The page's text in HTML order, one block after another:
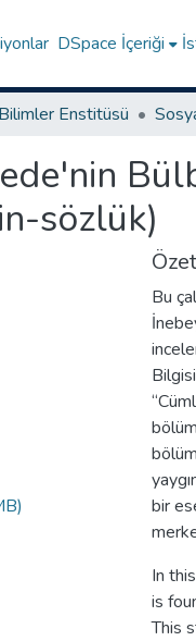
DSpace İçeriği
Enstitüsü
sözlük)
Özet
Bu
bir
In
is
This